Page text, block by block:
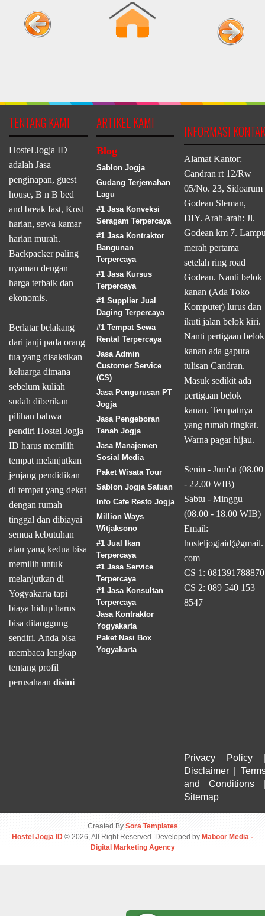
TENTANG KAMI
Hostel Jogja ID
adalah Jasa
penginapan, guest
house, B n B bed
and break fast, Kost
harian, sewa kamar
harian murah.
Backpacker paling
nyaman dengan
harga terbaik dan
ekonomis.
Berlatar belakang
dari janji pada orang
tua yang disaksikan
keluarga dimana
sebelum kuliah
sudah diberikan
pilihan bahwa
pendiri Hostel Jogja
ID harus memilih
tempat melanjutkan
jenjang pendidikan
di tempat yang dekat
dengan rumah
tinggal dan dibiayai
semua kebutuhan
atau yang kedua bisa
memilih untuk
melanjutkan di
Yogyakarta tapi
biaya hidup harus
bisa ditanggung
sendiri. Anda bisa
membaca lengkap
tentang profil
perusahaan disini
ARTIKEL KAMI
Blog
Sablon Jogja
Gudang Terjemahan
Lagu
#1 Jasa Konveksi
Seragam Terpercaya
#1 Jasa Kontraktor
Bangunan
Terpercaya
#1 Jasa Kursus
Terpercaya
#1 Supplier Jual
Daging Terpercaya
#1 Tempat Sewa
Rental Terpercaya
Jasa Admin
Customer Service
(CS)
Jasa Pengurusan PT
Jogja
Jasa Pengeboran
Tanah Jogja
Jasa Manajemen
Sosial Media
Paket Wisata Tour
Sablon Jogja Satuan
Info Cafe Resto Jogja
Million Ways
Witjaksono
#1 Jual Ikan
Terpercaya
#1 Jasa Service
Terpercaya
#1 Jasa Konsultan
Terpercaya
Jasa Kontraktor
Yogyakarta
Paket Nasi Box
Yogyakarta
INFORMASI KONTAK
Alamat Kantor:
Candran rt 12/Rw
05/No. 23, Sidoarum
Godean Sleman,
DIY. Arah-arah: Jl.
Godean km 7.
merah pertama
setelah ring road
Godean. Nanti belok
kanan (Ada Toko
Komputer) lurus dan
ikuti jalan belok kiri.
Nanti pertigaan belok
kanan ada gapura
tulisan Candran.
Masuk sedikit ada
pertigaan belok
kanan. Tempatnya
yang rumah tingkat.
Warna pagar hijau.
Senin - Jum'at (08.00
- 22.00 WIB)
Sabtu - Minggu
(08.00 - 18.00 WIB)
Email:
hosteljogjaid@gmail.
com
CS 1: 081391788870
CS 2: 089 540 153
8547
Privacy Policy
Disclaimer |
and Conditions
Sitemap
Created By Sora Templates
Hostel Jogja ID © 2026, All Right Reserved. Developed by Maboor Media -
Digital Marketing Agency